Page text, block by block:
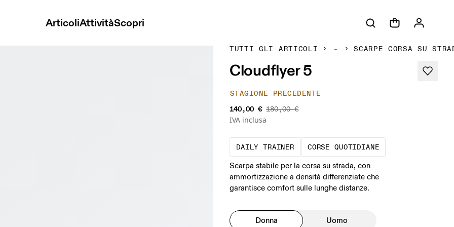
ArticoliAttivitàScopri
TUTTI GLI ARTICOLI SCARPE CORSA SU
Cloudflyer 5
STAGIONE PRECEDENTE
140,00 € 180,00 €
IVA inclusa
DAILY TRAINER
La scarpa con cui corri di più. Deve
CORSE QUOTIDIANE
Corse a ritmo
Scarpa stabile per la corsa su strada, con
ammortizzazione a densità differenziate che
garantisce comfort sulle lunghe distanze.
Donna Uomo